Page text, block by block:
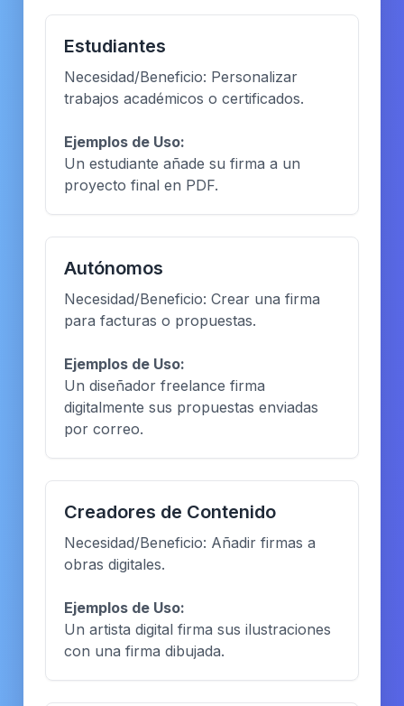
Estudiantes
Necesidad/Beneficio: Personalizar
trabajos académicos o certificados.
Ejemplos de Uso:
Un estudiante añade su firma a un
proyecto final en PDF.
Autónomos
Necesidad/Beneficio: Crear una firma
para facturas o propuestas.
Ejemplos de Uso:
Un diseñador freelance firma
digitalmente sus propuestas enviadas
por correo.
Creadores de Contenido
Necesidad/Beneficio: Añadir firmas a
obras digitales.
Ejemplos de Uso:
Un artista digital firma sus ilustraciones
con una firma dibujada.